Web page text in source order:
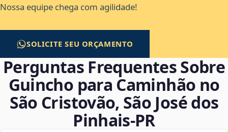
Nossa equipe chega com agilidade!
SOLICITE SEU ORÇAMENTO
Perguntas Frequentes Sobre
Guincho para Caminhão no
São Cristovão, São José dos
Pinhais‑PR